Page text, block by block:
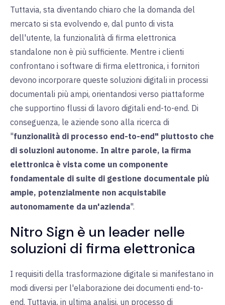
Tuttavia, sta diventando chiaro che la domanda del
mercato si sta evolvendo e, dal punto di vista
dell'utente, la funzionalità di firma elettronica
standalone non è più sufficiente. Mentre i clienti
confrontano i software di firma elettronica, i fornitori
devono incorporare queste soluzioni digitali in processi
documentali più ampi, orientandosi verso piattaforme
che supportino flussi di lavoro digitali end-to-end. Di
conseguenza, le aziende sono alla ricerca di
"funzionalità di processo end-to-end" piuttosto che
di soluzioni autonome. In altre parole, la firma
elettronica è vista come un componente
fondamentale di suite di gestione documentale più
ampie, potenzialmente non acquistabile
autonomamente da un'azienda".
Nitro Sign è un leader nelle
soluzioni di firma elettronica
I requisiti della trasformazione digitale si manifestano in
modi diversi per l'elaborazione dei documenti end-to-
end. Tuttavia, in ultima analisi, un processo di